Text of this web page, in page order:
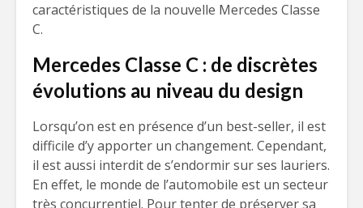
caractéristiques de la nouvelle Mercedes Classe
C.
Mercedes Classe C : de discrètes
évolutions au niveau du design
Lorsqu’on est en présence d’un best-seller, il est
difficile d’y apporter un changement. Cependant,
il est aussi interdit de s’endormir sur ses lauriers.
En effet, le monde de l’automobile est un secteur
très concurrentiel. Pour tenter de préserver sa